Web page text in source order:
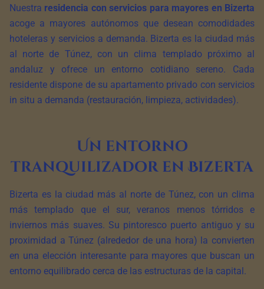
Nuestra residencia con servicios para mayores en Bizerta
acoge a mayores autónomos que desean comodidades
hoteleras y servicios a demanda. Bizerta es la ciudad más
al norte de Túnez, con un clima templado próximo al
andaluz y ofrece un entorno cotidiano sereno. Cada
residente dispone de su apartamento privado con servicios
in situ a demanda (restauración, limpieza, actividades).
Un entorno
tranquilizador en Bizerta
Bizerta es la ciudad más al norte de Túnez, con un clima
más templado que el sur, veranos menos tórridos e
inviernos más suaves. Su pintoresco puerto antiguo y su
proximidad a Túnez (alrededor de una hora) la convierten
en una elección interesante para mayores que buscan un
entorno equilibrado cerca de las estructuras de la capital.